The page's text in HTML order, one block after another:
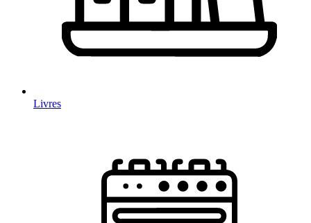
Livres